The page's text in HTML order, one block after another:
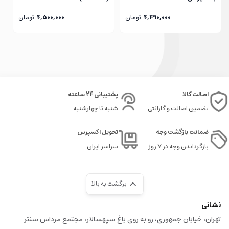
4,490,000 تومان 4,500,000 تومان
اصالت کالا
تضمین اصالت و گارانتی
پشتیبانی 24 ساعته
شنبه تا چهارشنبه
ضمانت بازگشت وجه
بازگرداندن وجه در ۷ روز
تحویل اکسپرس
سراسر ایران
برگشت به بالا
نشانی
تهران، خیابان جمهوری، رو به روی باغ سپهسالار، مجتمع مرداس سنتر